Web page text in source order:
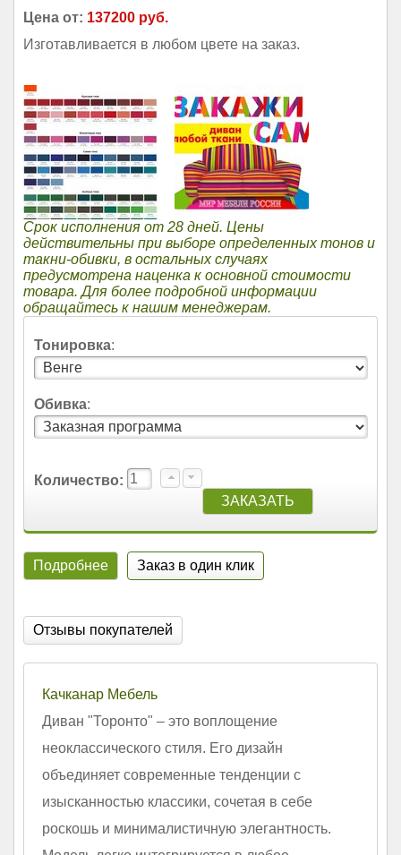
Цена от: 137200 руб.
Изготавливается в любом цвете на заказ.
Срок исполнения от 28 дней. Цены
действительны при выборе определенных тонов и
такни-обивки, в остальных случаях
предусмотрена наценка к основной стоимости
товара. Для более подробной информации
обращайтесь к нашим менеджерам.
Тонировка:
Обивка:
Количество:
Подробнее Заказ в один клик
Отзывы покупателей
Качканар Мебель
Диван "Торонто" – это воплощение
неоклассического стиля. Его дизайн
объединяет современные тенденции с
изысканностью классики, сочетая в себе
роскошь и минималистичную элегантность.